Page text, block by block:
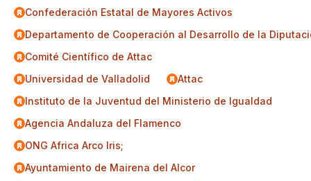
Confederación Estatal de Mayores Activos
Departamento de Cooperación al Desarrollo de la
Comité Científico de Attac
Universidad de Valladolid
Attac
Instituto de la Juventud del Ministerio de Igualdad
Agencia Andaluza del Flamenco
ONG Africa Arco Iris;
Ayuntamiento de Mairena del Alcor